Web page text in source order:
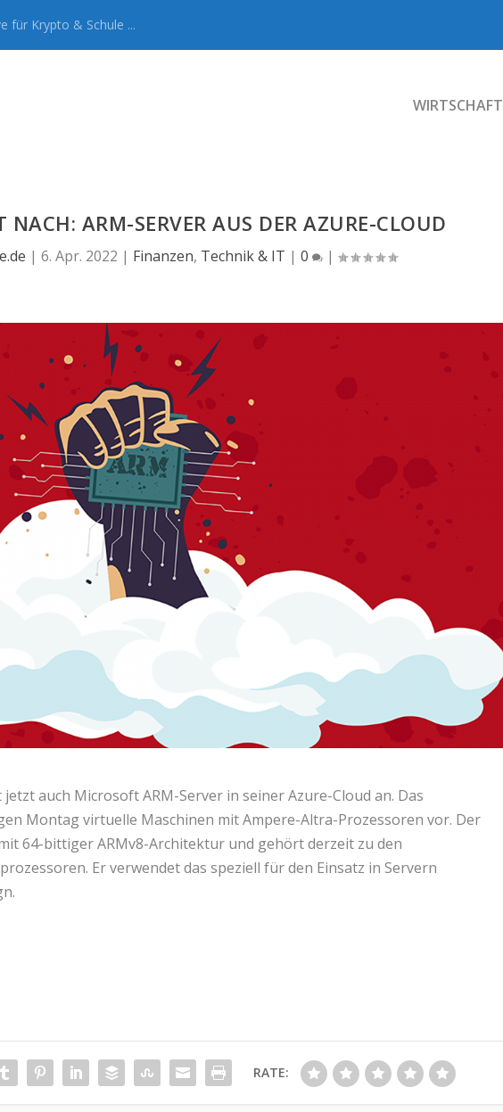
für Krypto & Schule ...
WIRTSCHAFT
NACH: ARM-SERVER AUS DER AZURE-CLOUD
| 6. Apr. 2022 | Finanzen, Technik & IT | 0 |
jetzt auch Microsoft ARM-Server in seiner Azure-Cloud an. Das
Montag virtuelle Maschinen mit Ampere-Altra-Prozessoren vor. Der
64-bittiger ARMv8-Architektur und gehört derzeit zu den
Er verwendet das speziell für den Einsatz in Servern
RATE: